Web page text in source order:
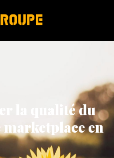
la qualité du
en